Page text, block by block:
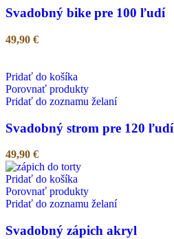
Svadobný bike pre 100 ľudí
49,90 €
Pridať do košíka
Porovnať produkty
Pridať do zoznamu želaní
Svadobný strom pre 120 ľudí
49,90 €
Pridať do košíka
Porovnať produkty
Pridať do zoznamu želaní
Svadobný zápich akryl